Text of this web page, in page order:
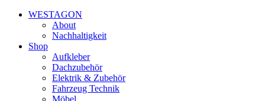
WESTAGON
About
Nachhaltigkeit
Shop
Aufkleber
Dachzubehör
Elektrik & Zubehör
Fahrzeug Technik
Möbel